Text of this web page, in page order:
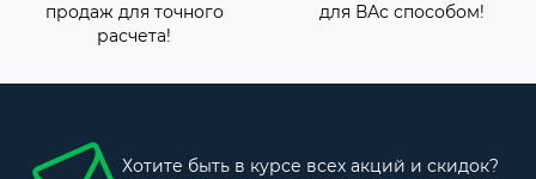
продаж для точного
расчета!
для ВАс способом!
Хотите быть в курсе всех акций и скидок?